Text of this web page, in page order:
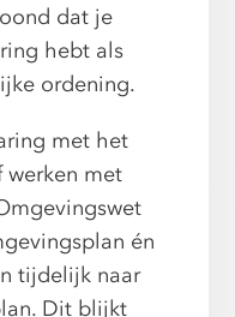
dat je
hebt als
ordening.
met het
met
én
tijdelijk naar
Dit blijkt